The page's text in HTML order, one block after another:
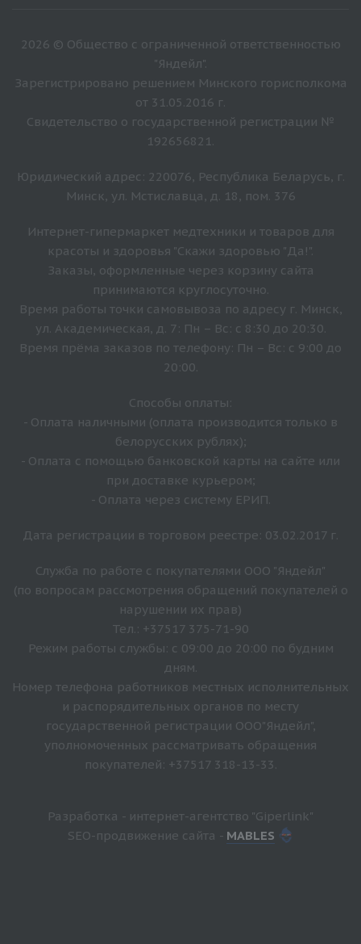
2026 © Общество с ограниченной ответственностью
"Яндейл".
Зарегистрировано решением Минского горисполкома
от 31.05.2016 г.
Свидетельство о государственной регистрации №
192656821.
Юридический адрес: 220076, Республика Беларусь, г.
Минск, ул. Мстиславца, д. 18, пом. 376
Интернет-гипермаркет медтехники и товаров для
красоты и здоровья "Скажи здоровью "Да!".
Заказы, оформленные через корзину сайта
принимаются круглосуточно.
Время работы точки самовывоза по адресу г. Минск,
ул. Академическая, д. 7: Пн – Вс: с 8:30 до 20:30.
Время прёма заказов по телефону: Пн – Вс: с 9:00 до
20:00.
Способы оплаты:
- Оплата наличными (оплата производится только в
белорусских рублях);
- Оплата с помощью банковской карты на сайте или
при доставке курьером;
- Оплата через систему ЕРИП.
Дата регистрации в торговом реестре: 03.02.2017 г.
Служба по работе с покупателями ООО "Яндейл"
(по вопросам рассмотрения обращений покупателей о
нарушении их прав)
Тел.: +37517 375-71-90
Режим работы службы: с 09:00 до 20:00 по будним
дням.
Номер телефона работников местных исполнительных
и распорядительных органов по месту
государственной регистрации ООО"Яндейл",
уполномоченных рассматривать обращения
покупателей: +37517 318-13-33.
Разработка - интернет-агентство "Giperlink"
SEO-продвижение сайта - MABLES